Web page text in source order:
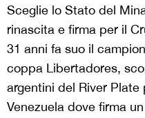
Sceglie lo Stato del
rinascita e firma per il
31 anni fa suo il
coppa Libertadores,
argentini del River Plate
Venezuela dove firma